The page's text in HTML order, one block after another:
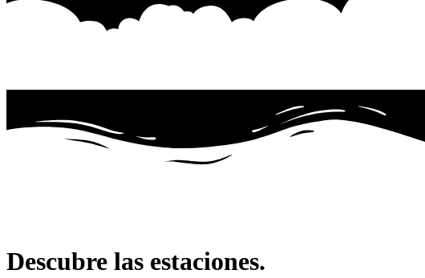
Descubre las estaciones.